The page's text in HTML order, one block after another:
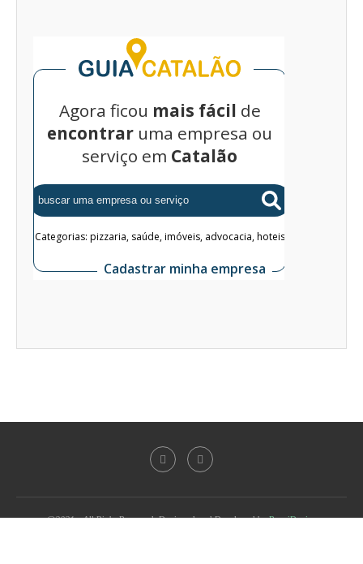
@2021 - All Right Reserved. Designed and Developed byPenciDesign